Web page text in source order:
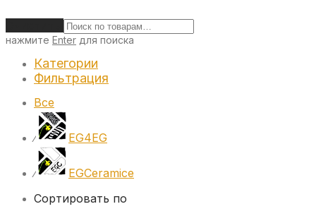
нажмите Enter для поиска
Категории
Фильтрация
Все
⁄ EG4EG
⁄
EGCeramice
Сортировать по